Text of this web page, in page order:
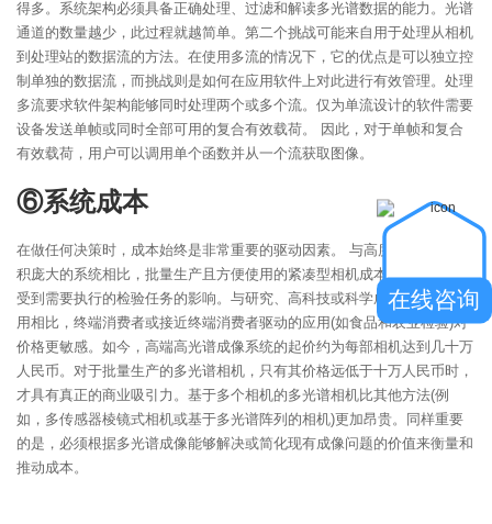
得多。系统架构必须具备正确处理、过滤和解读多光谱数据的能力。光谱
通道的数量越少，此过程就越简单。第二个挑战可能来自用于处理从相机
到处理站的数据流的方法。在使用多流的情况下，它的优点是可以独立控
制单独的数据流，而挑战则是如何在应用软件上对此进行有效管理。处理
多流要求软件架构能够同时处理两个或多个流。仅为单流设计的软件需要
设备发送单帧或同时全部可用的复合有效载荷。 因此，对于单帧和复合
有效载荷，用户可以调用单个函数并从一个流获取图像。
⑥系统成本
在做任何决策时，成本始终是非常重要的驱动因素。 与高度专业化和体
积庞大的系统相比，批量生产且方便使用的紧凑型相机成本更低。成本还
受到需要执行的检验任务的影响。与研究、高科技或科学成像领域中的应
用相比，终端消费者或接近终端消费者驱动的应用(如食品和农业检验)对
价格更敏感。如今，高端高光谱成像系统的起价约为每部相机达到几十万
人民币。对于批量生产的多光谱相机，只有其价格远低于十万人民币时，
才具有真正的商业吸引力。基于多个相机的多光谱相机比其他方法(例
如，多传感器棱镜式相机或基于多光谱阵列的相机)更加昂贵。同样重要
的是，必须根据多光谱成像能够解决或简化现有成像问题的价值来衡量和
推动成本。
在线咨询